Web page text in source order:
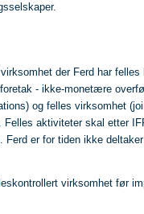
der Ferd har
- ikke-monetære
og felles virksomhet
aktiviteter skal etter
Ferd er for tiden ikke
virksomhet før